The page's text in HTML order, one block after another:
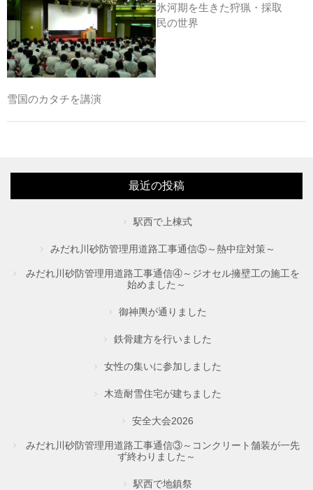
雪国のカタチを講演
氷河期を生きた狩猟・採取
民の世界
最近の投稿
駅西で上棟式
みだれ川砂防管理用道路工事通信⑤～熱中症対策～
みだれ川砂防管理用道路工事通信④～ジオセル擁壁工の施工を
始めました～
御神輿が通りました
鉄骨建方を行いました
女性の集いに参加しました
木造耐雪住宅が建ちました
安全大会2026
みだれ川砂防管理用道路工事通信③～コンクリート舗装が一先
ず終わりました～
駅西で地鎮祭